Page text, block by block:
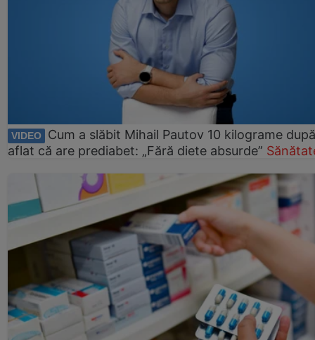
VIDEO
Cum a slăbit Mihail Pautov 10 kilograme
aflat că are prediabet: „Fără diete absurde”